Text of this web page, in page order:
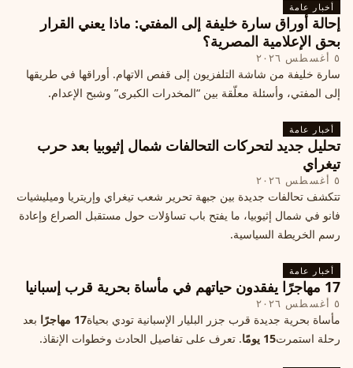
أخبار عامة
إحالة أوراق سارة خليفة إلى المفتي: ماذا يعني القرار
بحق الإعلامية المصرية؟
٥ أغسطس ٢٠٢٦
سارة خليفة من شاشة التلفزيون إلى قفص الاتهام. أوراقها في طريقها
إلى المفتي، وأسئلة معلّقة بين “المخدرات الكبرى” وشبح الإعدام.
أخبار عامة
تحليل جديد لتحركات التحالفات شمال إثيوبيا بعد حرب
تيغراي
٥ أغسطس ٢٠٢٦
تتكشف تحالفات جديدة بين جبهة تحرير شعب تيغراي وإريتريا وميليشيات
فانو في شمال إثيوبيا، ما يفتح باب تساؤلات حول مستقبل الصراع وإعادة
رسم الخريطة السياسية.
أخبار عامة
17 مهاجرًا يفقدون حياتهم في مأساة بحرية قرب إسبانيا
٥ أغسطس ٢٠٢٦
مأساة بحرية جديدة قرب جزر البليار الإسبانية تودي بحياة17 مهاجرًا
بعد
رحلة استمرت15 يومًا . تعرف على تفاصيل الحادث وخطوات الإنقاذ.